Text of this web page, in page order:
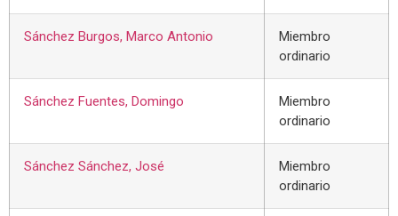
Sánchez Burgos, Marco Antonio
Miembro
ordinario
Sánchez Fuentes, Domingo
Miembro
ordinario
Sánchez Sánchez, José
Miembro
ordinario